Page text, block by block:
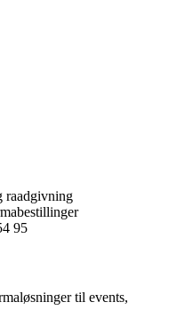
raadgivning
95
til events,